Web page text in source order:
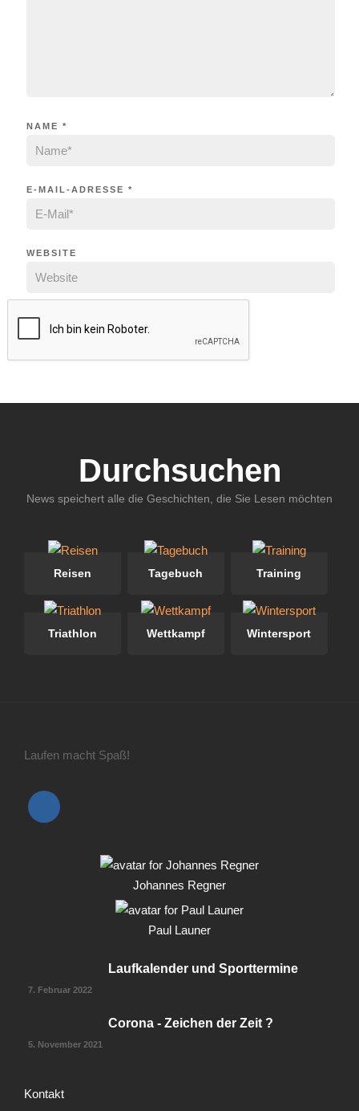
NAME *
E-MAIL-ADRESSE *
WEBSITE
Durchsuchen
News speichert alle die Geschichten, die Sie Lesen möchten
Reisen Tagebuch Training
Triathlon Wettkampf Wintersport
Laufen macht Spaß!
Johannes Regner
Paul Launer
Laufkalender und Sporttermine
7. Februar 2022
Corona - Zeichen der Zeit ?
5. November 2021
Kontakt